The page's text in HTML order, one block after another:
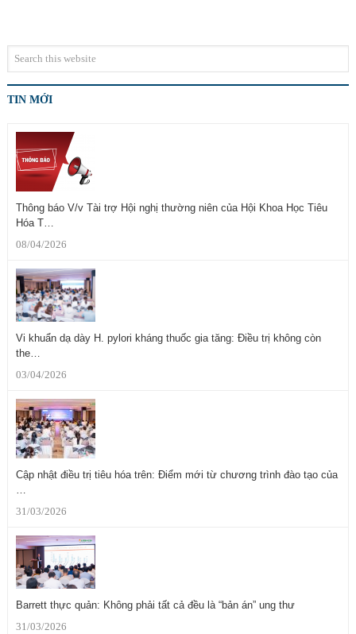
TIN MỚI
Thông báo V/v Tài trợ Hội nghị thường niên của Hội Khoa Học Tiêu
Hóa T…
08/04/2026
Vi khuẩn dạ dày H. pylori kháng thuốc gia tăng: Điều trị không còn
the…
03/04/2026
Cập nhật điều trị tiêu hóa trên: Điểm mới từ chương trình đào tạo của
…
31/03/2026
Barrett thực quản: Không phải tất cả đều là “bản án” ung thư
31/03/2026